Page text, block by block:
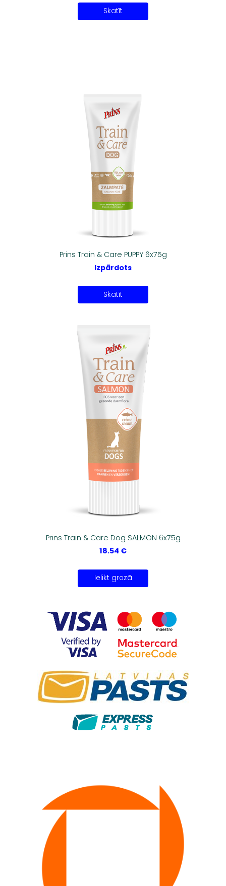
Skatīt
Prins Train & Care PUPPY 6x75g
Izpārdots
Skatīt
Prins Train & Care Dog SALMON 6x75g
18.54 €
Ielikt grozā